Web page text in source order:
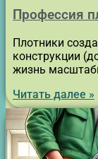
Профессия
Плотники
конструкции
жизнь
Читать далее »